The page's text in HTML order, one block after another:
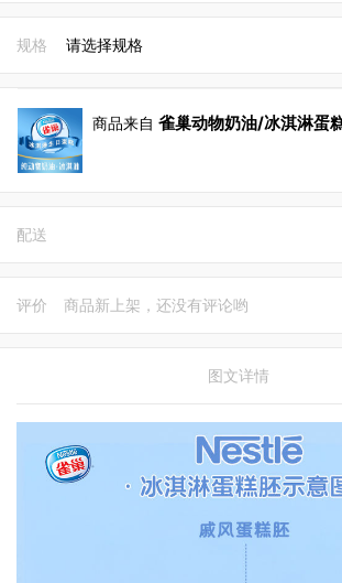
规格 请选择规格
商品来自 雀巢动物奶油/冰淇淋蛋
配送
评价 商品新上架，还没有评论哟
图文详情